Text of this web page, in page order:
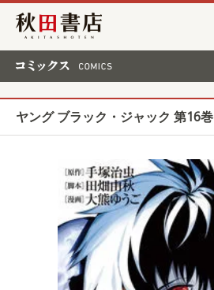
秋田書店
ヤング ブラック・ジャック 第16巻